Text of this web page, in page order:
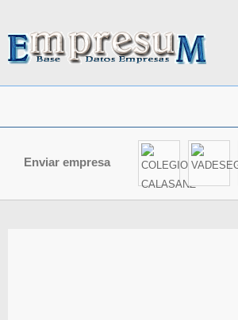
Enviar empresa